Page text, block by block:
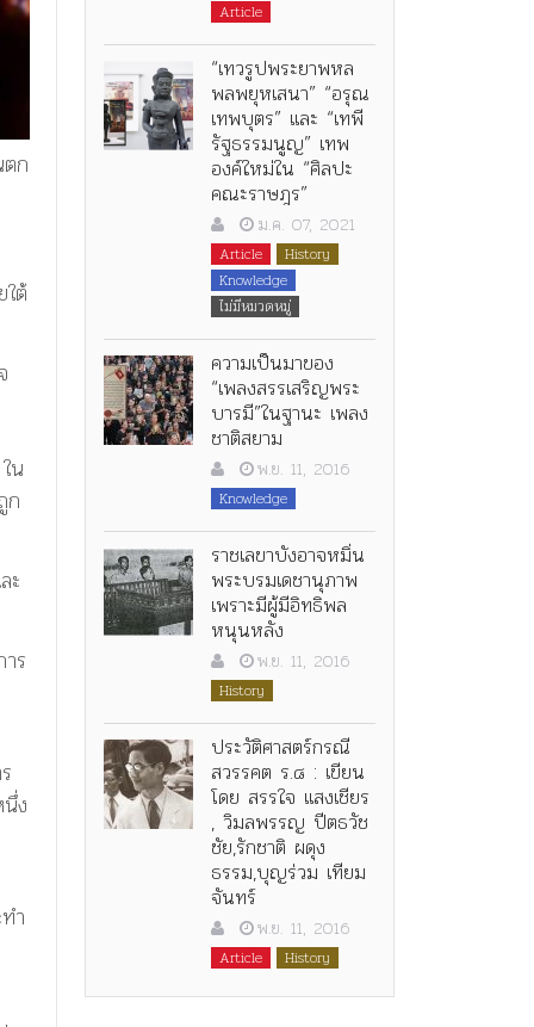
ก
ต้
น
ก
ะ
ร
ง
ำ
Article
“เทวรูปพระยาพหล
พลพยุหเสนา” “อรุณ
เทพบุตร” และ “เทพี
รัฐธรรมนูญ” เทพ
องค์ใหม่ใน “ศิลปะ
คณะราษฎร”
ม.ค. 07, 2021
Article
History
Knowledge
ไม่มีหมวดหมู่
ความเป็นมาของ
“เพลงสรรเสริญพระ
บารมี”ในฐานะ เพลง
ชาติสยาม
พ.ย. 11, 2016
Knowledge
ราชเลขาบังอาจหมิ่น
พระบรมเดชานุภาพ
เพราะมีผู้มีอิทธิพล
หนุนหลัง
พ.ย. 11, 2016
History
ประวัติศาสตร์กรณี
สวรรคต ร.๘ : เขียน
โดย สรรใจ แสงเชียร
, วิมลพรรญ ปีตธวัช
ชัย,รักชาติ ผดุง
ธรรม,บุญร่วม เทียม
จันทร์
พ.ย. 11, 2016
Article History